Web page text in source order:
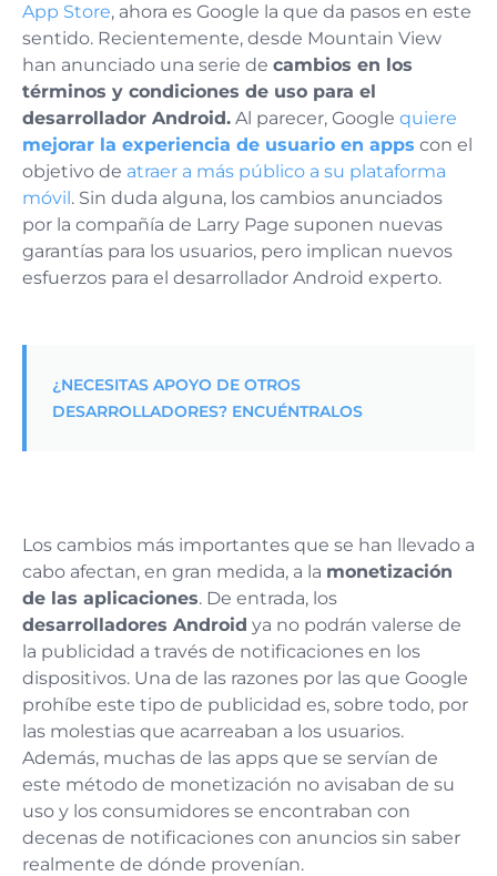
App Store, ahora es Google la que da pasos en este
sentido. Recientemente, desde Mountain View
han anunciado una serie de cambios en los
términos y condiciones de uso para el
desarrollador Android. Al parecer, Google quiere
mejorar la experiencia de usuario en apps con el
objetivo de atraer a más público a su plataforma
móvil. Sin duda alguna, los cambios anunciados
por la compañía de Larry Page suponen nuevas
garantías para los usuarios, pero implican nuevos
esfuerzos para el desarrollador Android experto.
¿NECESITAS APOYO DE OTROS
DESARROLLADORES? ENCUÉNTRALOS
Los cambios más importantes que se han llevado a
cabo afectan, en gran medida, a la monetización
de las aplicaciones. De entrada, los
desarrolladores Android ya no podrán valerse de
la publicidad a través de notificaciones en los
dispositivos. Una de las razones por las que Google
prohíbe este tipo de publicidad es, sobre todo, por
las molestias que acarreaban a los usuarios.
Además, muchas de las apps que se servían de
este método de monetización no avisaban de su
uso y los consumidores se encontraban con
decenas de notificaciones con anuncios sin saber
realmente de dónde provenían.